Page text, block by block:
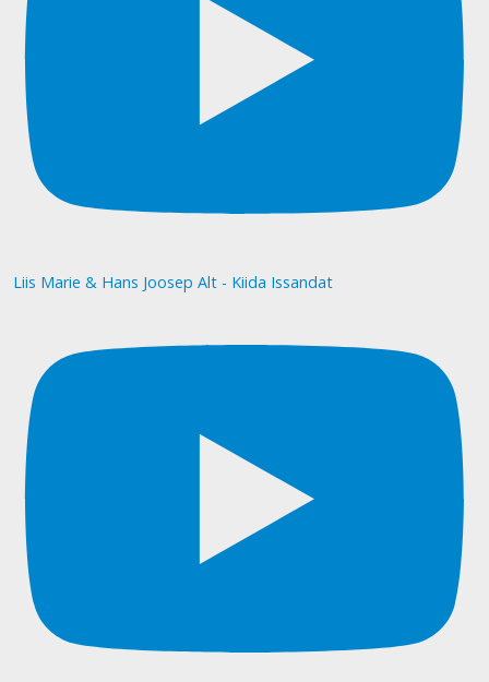
Liis Marie & Hans Joosep Alt - Kiida Issandat